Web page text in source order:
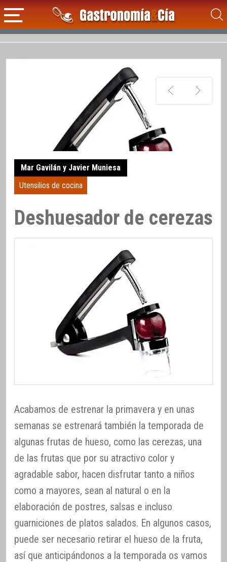
Mar Gavilán y Javier Muniesa
Utensilios de cocina
Deshuesador de cerezas
Acabamos de estrenar la primavera y en unas
semanas se estrenará también la temporada de
algunas frutas de hueso, como las cerezas, una
de las frutas que por su atractivo color y
agradable sabor, hacen disfrutar tanto a niños
como a mayores, sean al natural o en la
elaboración de postres, salsas e incluso
guarniciones de platos salados. En algunos casos,
puede ser necesario retirar el hueso de la fruta,
así que anticipándonos a la temporada os vamos